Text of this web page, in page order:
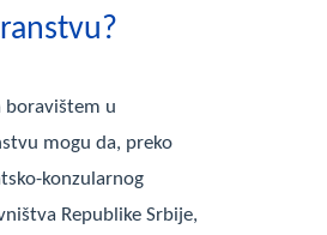
boravištem u
mogu da, preko
konzularnog
Republike Srbije,